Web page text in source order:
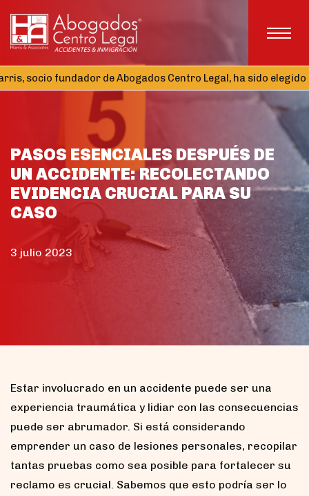
fundador de Abogados Centro Legal, ha sido elegido
PASOS ESENCIALES DESPUÉS DE
UN ACCIDENTE: RECOLECTANDO
EVIDENCIA CRUCIAL PARA SU
CASO
3 julio 2023
Estar involucrado en un accidente puede ser una
experiencia traumática y lidiar con las consecuencias
puede ser abrumador. Si está considerando
emprender un caso de lesiones personales, recopilar
tantas pruebas como sea posible para fortalecer su
reclamo es crucial. Sabemos que esto podría ser lo